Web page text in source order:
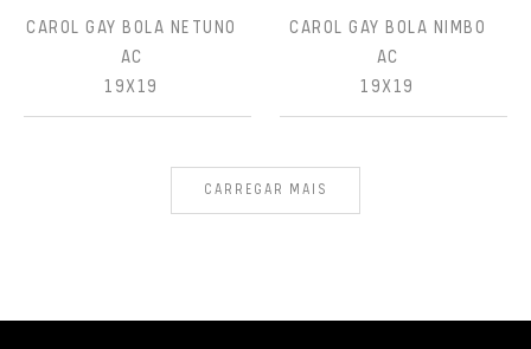
CAROL GAY BOLA NETUNO
AC
19X19
CAROL GAY BOLA NIMBO
AC
19X19
CARREGAR MAIS